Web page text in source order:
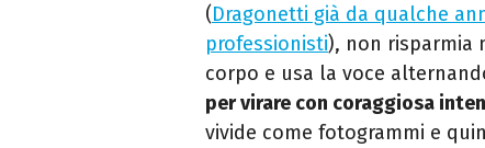
(Dragonetti già da qualche
professionisti), non risparmia
corpo e usa la voce
per virare con coraggiosa
vivide come fotogrammi e